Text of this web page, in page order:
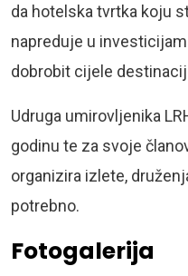
da hotelska tvrtka koju
napreduje u
dobrobit cijele
Udruga umirovljenika
godinu te za svoje
organizira izlete,
potrebno.
Fotogalerija